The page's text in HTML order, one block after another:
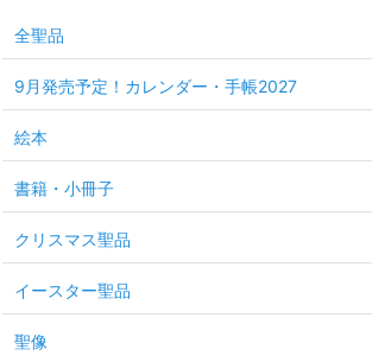
全聖品
9月発売予定！カレンダー・手帳2027
絵本
書籍・小冊子
クリスマス聖品
イースター聖品
聖像